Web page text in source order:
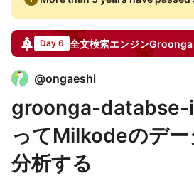
Day 6 全文検索エンジンGroonga
@ongaeshi
groonga-databse-
ってMilkodeのデー
分析する